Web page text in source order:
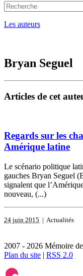
Les auteurs
Bryan Seguel
Articles de cet
Regards sur les
Amérique latine
Le scénario politique
gauches Bryan Seguel
signalent que
nouveau, (...)
24 juin 2015 | Actualités
2007 - 2026 Mémoire
Plan du site | RSS 2.0